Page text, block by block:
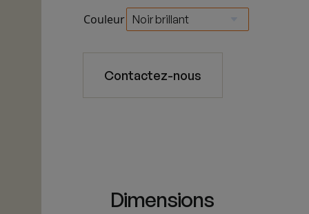
Couleur
Contactez-nous
Dimensions